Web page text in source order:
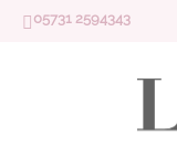
Zum Hauptinhalt
05731 2594343